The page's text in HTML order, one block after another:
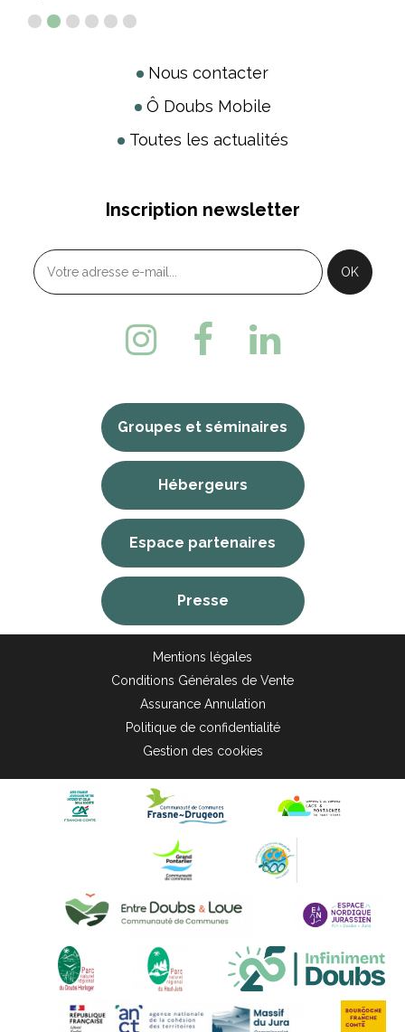
Nous contacter
Ô Doubs Mobile
Toutes les actualités
Inscription newsletter
Groupes et séminaires
Hébergeurs
Espace partenaires
Presse
Mentions légales
Conditions Générales de Vente
Assurance Annulation
Politique de confidentialité
Gestion des cookies